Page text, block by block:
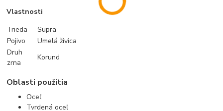
Vlastnosti
Trieda
Supra
Pojivo
Umelá živica
Druh
zrna
Korund
Oblasti použitia
Oceľ
Tvrdená oceľ